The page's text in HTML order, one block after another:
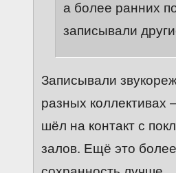
а более ранних
записывали
Записывали
разных
шёл на контакт с
залов. Ещё это